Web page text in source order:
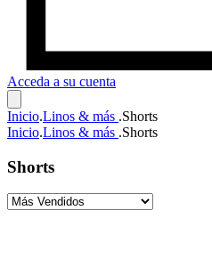
Acceda a su cuenta
Inicio.Linos & más .Shorts
Inicio.Linos & más .Shorts
Shorts